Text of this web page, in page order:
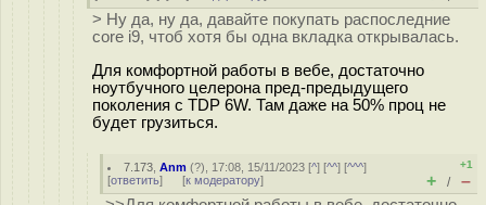
> Ну да, ну да, давайте покупать распоследние
core i9, чтоб хотя бы одна вкладка открывалась.
Для комфортной работы в вебе, достаточно
ноутбучного целерона пред-предыдущего
поколения с TDP 6W. Там даже на 50% проц не
будет грузиться.
7.173 ,Anm (?), 17:08, 15/11/2023 [^] [^^] [^^^]
[ответить] [к модератору]
+1
+ / –